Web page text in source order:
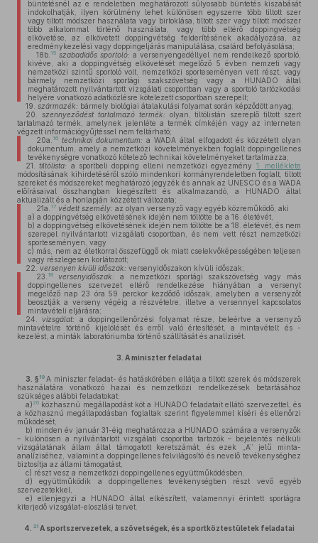
büntetésnél az e rendeletben meghatározott súlyosabb büntetés kiszabását
indokolhatják, ilyen körülmény lehet különösen egyszerre több tiltott szer
vagy tiltott módszer használata vagy birtoklása, tiltott szer vagy tiltott módszer
több alkalommal történő használata, vagy több eltérő doppingvétség
elkövetése, az elkövetett doppingvétség felderítésének akadályozása, az
eredménykezelési vagy doppingeljárás manipulálása, csalárd befolyásolása;
18b. 15 szabadidős sportoló: a versenyengedéllyel nem rendelkező sportoló,
kivéve, aki a doppingvétség elkövetését megelőző 5 évben nemzeti vagy
nemzetközi szintű sportoló volt, nemzetközi sporteseményen vett részt, vagy
bármely nemzetközi sportági szakszövetség vagy a HUNADO által
meghatározott nyilvántartott vizsgálati csoportban vagy a sportoló tartózkodási
helyére vonatkozó adatközlésre kötelezett csoportban szerepelt;
19. származék: bármely biológiai átalakulási folyamat során képződött anyag;
20.
szennyeződést tartalmazó termék: olyan, tiltólistán szereplő tiltott szert
tartalmazó termék, amelynek jelenléte a termék címkéjén vagy az interneten
végzett információgyűjtéssel nem feltárható;
20a. 16 technikai dokumentum: a WADA által elfogadott és közzétett olyan
dokumentum, amely a nemzetközi követelményekben foglalt doppingellenes
tevékenységre vonatkozó kötelező technikai követelményeket tartalmazza;
21.
tiltólista: a sportbeli dopping elleni nemzetközi egyezmény 1. melléklete
módosításának kihirdetéséről szóló mindenkori kormányrendeletben foglalt, tiltott
szereket és módszereket meghatározó jegyzék és annak az UNESCO és a WADA
előírásaival összhangban kiegészített és alkalmazandó, a HUNADO által
aktualizált és a honlapján közzétett változata;
21a. 17 védett személy: az olyan versenyző vagy egyéb közreműködő, aki
a) a doppingvétség elkövetésének idején nem töltötte be a 16. életévét,
b) a doppingvétség elkövetésének idején nem töltötte be a 18. életévét, és nem
szerepel nyilvántartott vizsgálati csoportban, és nem vett részt nemzetközi
sporteseményen, vagy
c) más, nem az életkorral összefüggő ok miatt cselekvőképességében teljesen
vagy részlegesen korlátozott;
22.
versenyen kívüli időszak: versenyidőszakon kívüli időszak;
23. 18 versenyidőszak:
a nemzetközi sportági szakszövetség vagy más
doppingellenes szervezet eltérő rendelkezése hiányában a versenyt
megelőző nap 23 óra 59 perckor kezdődő időszak, amelyben a versenyzőt
beosztják a verseny végéig a részvételre, illetve a versennyel kapcsolatos
mintavételi eljárásra;
24.
vizsgálat:
a doppingellenőrzési folyamat része, beleértve a versenyző
mintavételre történő kijelölését és erről való értesítését, a mintavételt és -
kezelést, a minták laboratóriumba történő szállítását és analízisét.
3. A miniszter feladatai
3. § 19 A miniszter feladat- és hatáskörében ellátja a tiltott szerek és módszerek
használatára vonatkozó hazai és nemzetközi rendelkezések betartásához
szükséges alábbi feladatokat:
a) 20 közhasznú megállapodást köt a HUNADO feladatait ellátó szervezettel, és
a közhasznú megállapodásban foglaltak szerint figyelemmel kíséri és ellenőrzi
működését,
b) minden év január 31-éig meghatározza a HUNADO számára a versenyzők
– különösen a nyilvántartott vizsgálati csoportba tartozók – bejelentés nélküli
vizsgálatának állam által támogatott keretszámát, és ezek „A” jelű minta-
analíziséhez, valamint a doppingellenes felvilágosító és nevelő tevékenységhez
biztosítja az állami támogatást,
c) részt vesz a nemzetközi doppingellenes együttműködésben,
d) együttműködik a doppingellenes tevékenységben részt vevő egyéb
szervezetekkel,
e) ellenjegyzi a HUNADO által elkészített, valamennyi érintett sportágra
kiterjedő vizsgálat-eloszlási tervet.
4. 21A sportszervezetek, a szövetségek, és a sportköztestületek feladatai